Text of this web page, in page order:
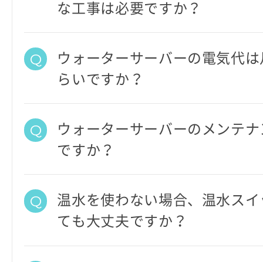
な工事は必要ですか？
ウォーターサーバーの電気代
らいですか？
ウォーターサーバーのメンテ
ですか？
温水を使わない場合、温水ス
ても大丈夫ですか？